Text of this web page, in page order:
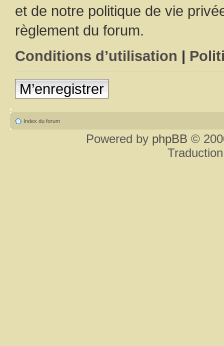
et de notre politique de vie
règlement du forum.
Conditions d’utilisation |
M’enregistrer
Index du forum
Powered by phpBB ©